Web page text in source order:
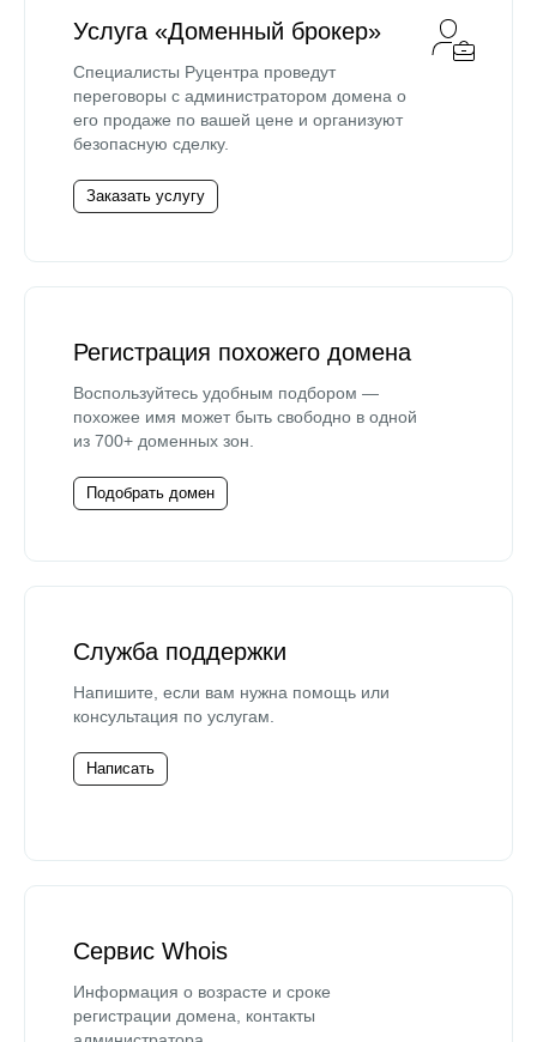
Услуга «Доменный брокер»
Специалисты Руцентра проведут
переговоры с администратором домена о
его продаже по вашей цене и организуют
безопасную сделку.
Заказать услугу
Регистрация похожего домена
Воспользуйтесь удобным подбором —
похожее имя может быть свободно в одной
из 700+ доменных зон.
Подобрать домен
Служба поддержки
Напишите, если вам нужна помощь или
консультация по услугам.
Написать
Сервис Whois
Информация о возрасте и сроке
регистрации домена, контакты